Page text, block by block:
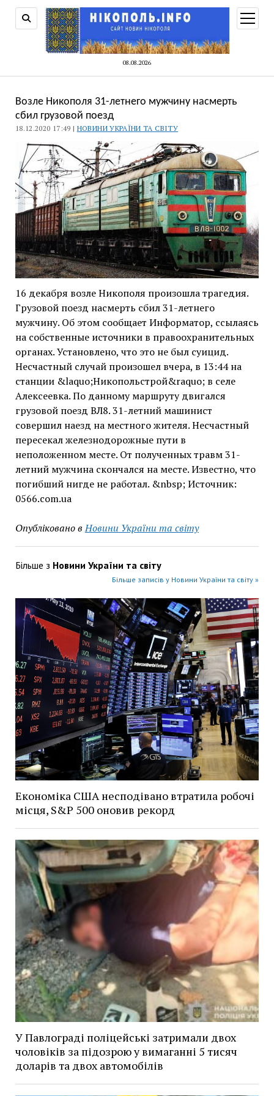
08.08.2026
меню
Возле Никополя 31-летнего мужчину насмерть
сбил грузовой поезд
18.12.2020 17:49 | НОВИНИ УКРАЇНИ ТА СВІТУ
16 декабря возле Никополя произошла трагедия.
Грузовой поезд насмерть сбил 31-летнего
мужчину. Об этом сообщает Информатор, ссылаясь
на собственные источники в правоохранительных
органах. Установлено, что это не был суицид.
Несчастный случай произошел вчера, в 13:44 на
станции &laquo;Никопольстрой&raquo; в селе
Алексеевка. По данному маршруту двигался
грузовой поезд ВЛ8. 31-летний машинист
совершил наезд на местного жителя. Несчастный
пересекал железнодорожные пути в
неположенном месте. От полученных травм 31-
летний мужчина скончался на месте. Известно, что
погибший нигде не работал. &nbsp; Источник:
0566.com.ua
Опубліковано в Новини України та світу
Більше з Новини України та світу
Більше записів у Новини України та світу »
Економіка США несподівано втратила робочі
місця, S&P 500 оновив рекорд
У Павлограді поліцейські затримали двох
чоловіків за підозрою у вимаганні 5 тисяч
доларів та двох автомобілів